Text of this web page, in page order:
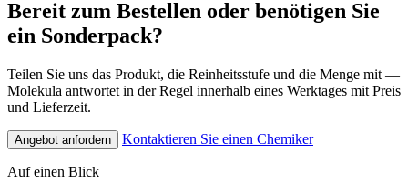
Bereit zum Bestellen oder benötigen Sie
ein Sonderpack?
Teilen Sie uns das Produkt, die Reinheitsstufe und die Menge mit —
Molekula antwortet in der Regel innerhalb eines Werktages mit Preis
und Lieferzeit.
Angebot anfordern Kontaktieren Sie einen Chemiker
Auf einen Blick